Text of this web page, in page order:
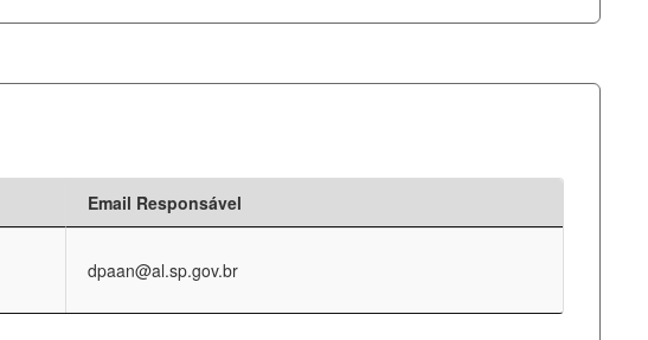
Email Responsável
dpaan@al.sp.gov.br